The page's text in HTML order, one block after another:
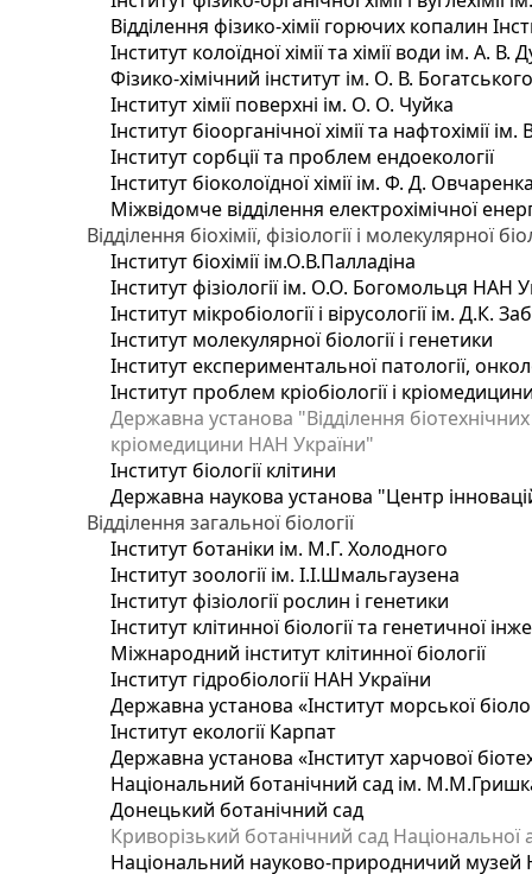
Відділення фізико-хімії горючих копалин
Інститут колоїдної хімії та хімії води ім. А.
Фізико-хімічний інститут ім. О. В.
Інститут хімії поверхні ім. О. О. Чуйка
Інститут біоорганічної хімії та нафтохімії
Інститут сорбції та проблем ендоекології
Інститут біоколоїдної хімії ім. Ф. Д.
Міжвідомче відділення електрохімічної
Відділення біохімії, фізіології і молекулярної
Інститут біохімії ім.О.В.Палладіна
Інститут фізіології ім. О.О. Богомольця НАН
Інститут мікробіології і вірусології ім. Д.К.
Інститут молекулярної біології і генетики
Інститут експериментальної патології,
Інститут проблем кріобіології і
Державна установа "Відділення
кріомедицини НАН України"
Інститут біології клітини
Державна наукова установа "Центр
Відділення загальної біології
Інститут ботаніки ім. М.Г. Холодного
Інститут зоології ім. І.І.Шмальгаузена
Інститут фізіології рослин і генетики
Інститут клітинної біології та генетичної
Міжнародний інститут клітинної біології
Інститут гідробіології НАН України
Державна установа «Інститут морської
Інститут екології Карпат
Державна установа «Інститут харчової
Національний ботанічний сад ім.
Донецький ботанічний сад
Криворізький ботанічний сад Національної
Національний науково-природничий музей